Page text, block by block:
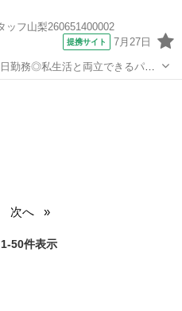
ッフ山梨260651400002
提携サイト 7月27日
勤務◎私生活と両立できるパテ
心 《 実務経験を活かす専門パ
次へ
50件表示